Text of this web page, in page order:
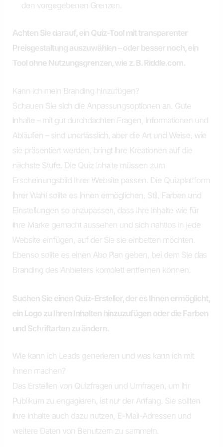
den vorgegebenen Grenzen.
Achten Sie darauf, ein Quiz-Tool mit transparenter
Preisgestaltung auszuwählen – oder besser noch, ein
Tool ohne Nutzungsgrenzen, wie z. B. Riddle.com.
Kann ich mein Branding hinzufügen?
Schauen Sie sich die Anpassungsoptionen an. Gute
Inhalte – mit gut durchdachten Fragen, Informationen und
Abläufen – sind unerlässlich, aber die Art und Weise, wie
sie präsentiert werden, bringt Ihre Kreationen auf die
nächste Stufe. Die Quiz Inhalte müssen zum
Erscheinungsbild Ihrer Website passen. Die Quizplattform
Ihrer Wahl sollte es Ihnen ermöglichen, Stil, Farben und
Einstellungen so anzupassen, dass Ihre Inhalte wie für
Ihre Marke gemacht aussehen und sich nahtlos in jede
Website einfügen, auf der Sie sie einbetten möchten.
Ebenso sollte es einen Abo Plan geben, bei dem Sie das
Branding des Anbieters komplett entfernen können.
Suchen Sie einen Quiz-Ersteller, der es Ihnen ermöglicht,
ein Logo zu Ihren Inhalten hinzuzufügen oder die Farben
und Schriftarten zu ändern.
Wie kann ich Leads generieren und was kann ich mit
ihnen machen?
Das Erstellen von Quizfragen und Umfragen, um Ihr
Publikum zu engagieren, ist nur der Anfang. Sie sollten
Ihre Inhalte auch dazu nutzen, E-Mail-Adressen und
weitere Daten von Benutzern zu sammeln.